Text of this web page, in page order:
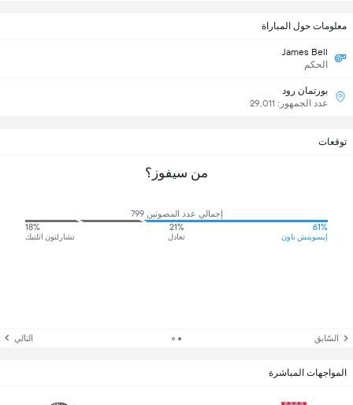
معلومات حول المباراة
James Bell
الحكم
بورتمان رود
عدد الجمهور: 29,011
توقعات
من سيفوز؟
إجمالي عدد المصوتين 799
61%
إبسويتش تاون
21%
تعادل
18%
تشارلتون اثلتيك
السّابق التالي
المواجهات المباشرة